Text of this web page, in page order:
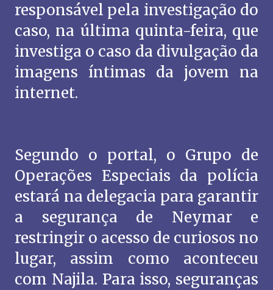
responsável pela investigação do
caso, na última quinta-feira, que
investiga o caso da divulgação da
imagens íntimas da jovem na
internet.
Segundo o portal, o Grupo de
Operações Especiais da polícia
estará na delegacia para garantir
a segurança de Neymar e
restringir o acesso de curiosos no
lugar, assim como aconteceu
com Najila. Para isso, seguranças